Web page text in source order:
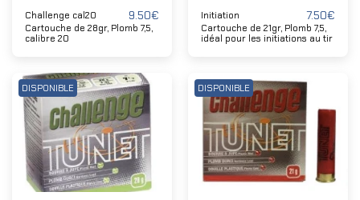
Challenge cal20 9.50€
Cartouche de 28gr, Plomb 7,5,
calibre 20
Initiation 7.50€
Cartouche de 21gr, Plomb 7,5,
idéal pour les initiations au tir
DISPONIBLE DISPONIBLE